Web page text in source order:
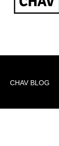
CHAV BLOG